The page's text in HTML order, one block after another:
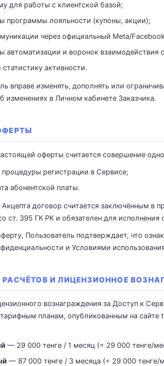
для работы с клиентской базой;
программы лояльности (купоны, акции);
через официальный Meta/Facebook
автоматизации и воронок взаимодействия
статистику активности.
вправе изменять, дополнять или
в Личном кабинете Заказчика.
оферты считается совершение
регистрации в Сервисе;
абонентской платы.
договор считается заключённым в
ст. 395 ГК РК и обязателен для
Пользователь подтверждает, что
и Условиями
И ЛИЦЕНЗИОННОЕ
вознаграждения за Доступ к
планам, опубликованным на
— 29 000 тенге / 1 месяц (= 29 000 тенге/
— 87 000 тенге / 3 месяца (= 29 000 тенге/